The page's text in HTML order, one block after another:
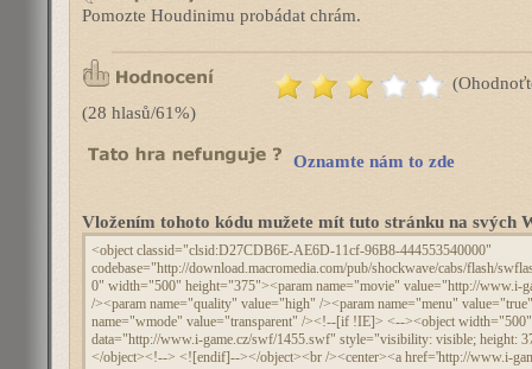
Pomozte Houdinimu probádat chrám.
(28 hlasů/61%)
Oznamte nám to zde
Vložením tohoto kódu mužete mít tuto stránku na svých